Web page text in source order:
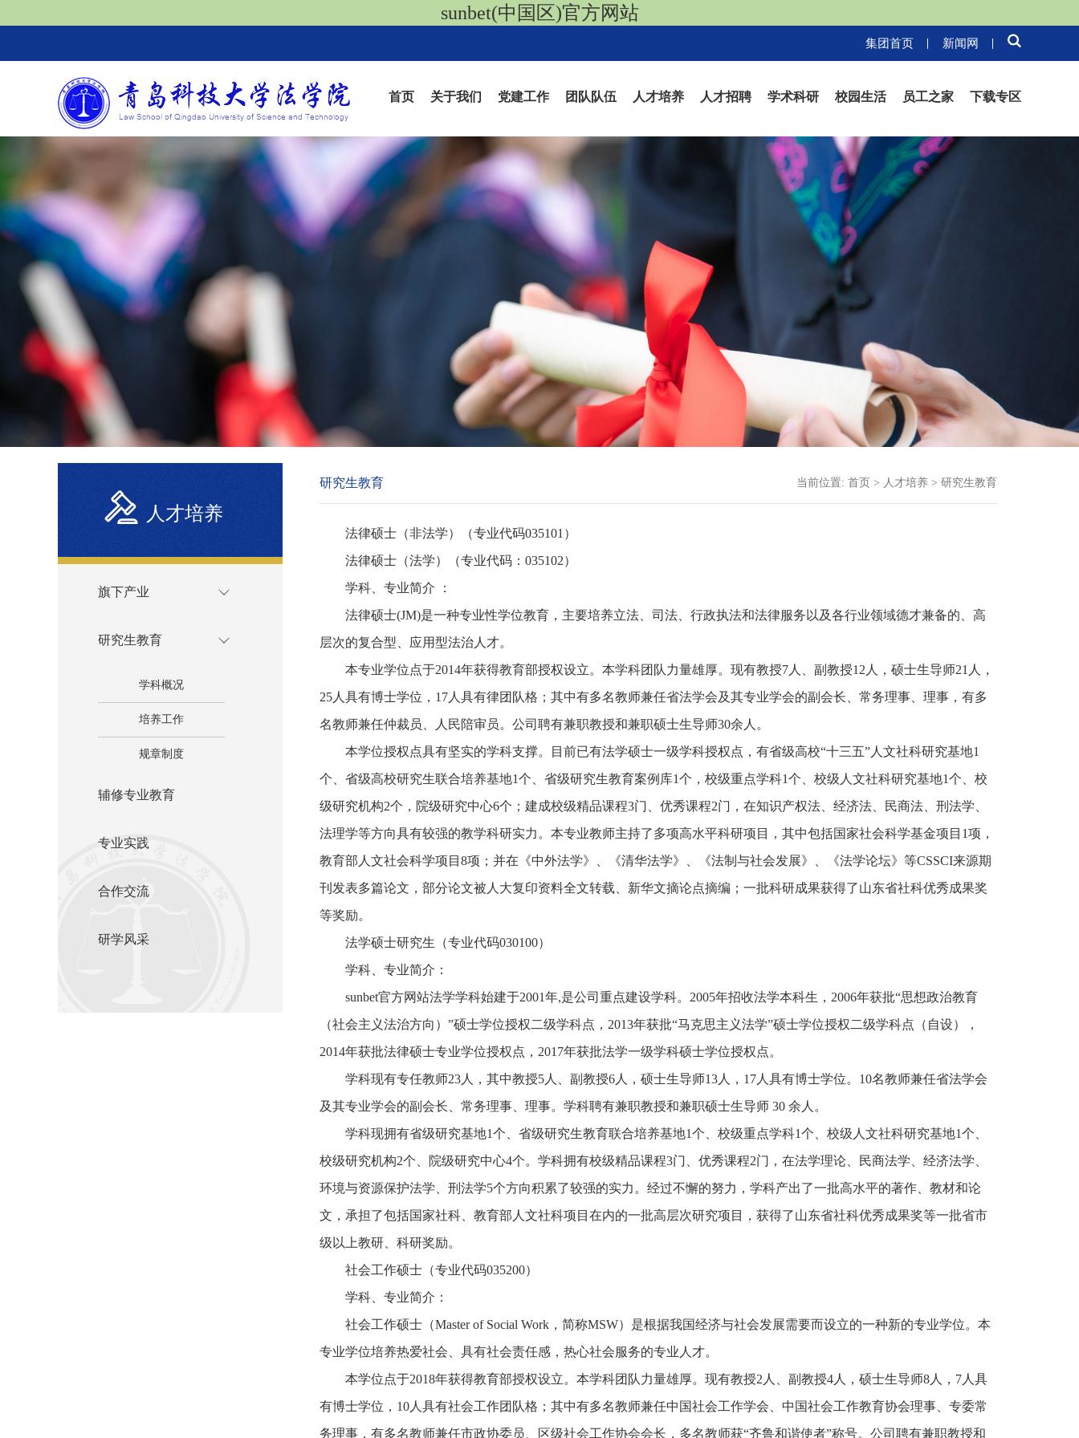
sunbet(中国区)官方网站
集团首页 新闻网
首页 关于我们 党建工作 团队队伍 人才培养 人才招聘 学术科研 校园生活 员工之家 下载专区
人才培养
旗下产业
研究生教育
学科概况
培养工作
规章制度
辅修专业教育
专业实践
合作交流
研学风采
研究生教育 当前位置: 首页 > 人才培养 > 研究生教育
法律硕士（非法学）（专业代码035101）
法律硕士（法学）（专业代码：035102）
学科、专业简介 ：
法律硕士(JM)是一种专业性学位教育，主要培养立法、司法、行政执法和法律服务以及各行业领域德才兼备的、高
层次的复合型、应用型法治人才。
本专业学位点于2014年获得教育部授权设立。本学科团队力量雄厚。现有教授7人、副教授12人，硕士生导师21人，
25人具有博士学位，17人具有律团队格；其中有多名教师兼任省法学会及其专业学会的副会长、常务理事、理事，有多
名教师兼任仲裁员、人民陪审员。公司聘有兼职教授和兼职硕士生导师30余人。
本学位授权点具有坚实的学科支撑。目前已有法学硕士一级学科授权点，有省级高校“十三五”人文社科研究基地1
个、省级高校研究生联合培养基地1个、省级研究生教育案例库1个，校级重点学科1个、校级人文社科研究基地1个、校
级研究机构2个，院级研究中心6个；建成校级精品课程3门、优秀课程2门，在知识产权法、经济法、民商法、刑法学、
法理学等方向具有较强的教学科研实力。本专业教师主持了多项高水平科研项目，其中包括国家社会科学基金项目1项，
教育部人文社会科学项目8项；并在《中外法学》、《清华法学》、《法制与社会发展》、《法学论坛》等CSSCI来源期
刊发表多篇论文，部分论文被人大复印资料全文转载、新华文摘论点摘编；一批科研成果获得了山东省社科优秀成果奖
等奖励。
法学硕士研究生（专业代码030100）
学科、专业简介：
sunbet官方网站法学学科始建于2001年,是公司重点建设学科。2005年招收法学本科生，2006年获批“思想政治教育
（社会主义法治方向）”硕士学位授权二级学科点，2013年获批“马克思主义法学”硕士学位授权二级学科点（自设），
2014年获批法律硕士专业学位授权点，2017年获批法学一级学科硕士学位授权点。
学科现有专任教师23人，其中教授5人、副教授6人，硕士生导师13人，17人具有博士学位。10名教师兼任省法学会
及其专业学会的副会长、常务理事、理事。学科聘有兼职教授和兼职硕士生导师 30 余人。
学科现拥有省级研究基地1个、省级研究生教育联合培养基地1个、校级重点学科1个、校级人文社科研究基地1个、
校级研究机构2个、院级研究中心4个。学科拥有校级精品课程3门、优秀课程2门，在法学理论、民商法学、经济法学、
环境与资源保护法学、刑法学5个方向积累了较强的实力。经过不懈的努力，学科产出了一批高水平的著作、教材和论
文，承担了包括国家社科、教育部人文社科项目在内的一批高层次研究项目，获得了山东省社科优秀成果奖等一批省市
级以上教研、科研奖励。
社会工作硕士（专业代码035200）
学科、专业简介：
社会工作硕士（Master of Social Work，简称MSW）是根据我国经济与社会发展需要而设立的一种新的专业学位。本
专业学位培养热爱社会、具有社会责任感，热心社会服务的专业人才。
本学位点于2018年获得教育部授权设立。本学科团队力量雄厚。现有教授2人、副教授4人，硕士生导师8人，7人具
有博士学位，10人具有社会工作团队格；其中有多名教师兼任中国社会工作学会、中国社会工作教育协会理事、专委常
务理事，有多名教师兼任市政协委员、区级社会工作协会会长，多名教师获“齐鲁和谐使者”称号。公司聘有兼职教授和